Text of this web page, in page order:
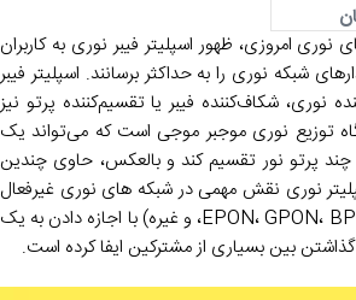
امروزی، ظهور اسپلیتر فیبر نوری به کاربران
شبکه نوری را به حداکثر برسانند. اسپلیتر فیبر
نوری، شکاف‌کننده فیبر یا تقسیم‌کننده پرتو نیز
توزیع نوری موجبر موجی است که می‌تواند یک
چند پرتو نور تقسیم کند و بالعکس، حاوی چندین
نوری نقش مهمی در شبکه های نوری غیرفعال
(مانند EPON، GPON، BPON، FTTX، FTTH، و غیره) با اجازه دادن به یک